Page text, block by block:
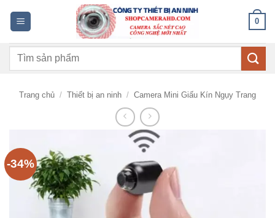
dung
0
Tìm
Trang chủ / Thiết bị an ninh / Camera Mini Giấu Kín Ngụy Trang
-34%